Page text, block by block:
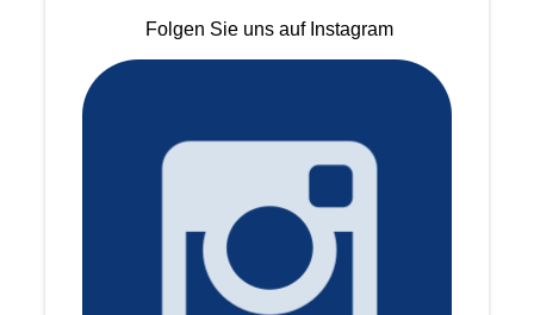
Folgen Sie uns auf Instagram